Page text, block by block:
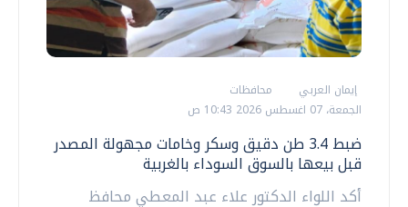
إيمان العربي
محافظات
الجمعة، 07 اغسطس 2026 10:43 ص
ضبط 3.4 طن دقيق وسكر وخامات مجهولة المصدر
قبل بيعها بالسوق السوداء بالغربية
أكد اللواء الدكتور علاء عبد المعطي محافظ